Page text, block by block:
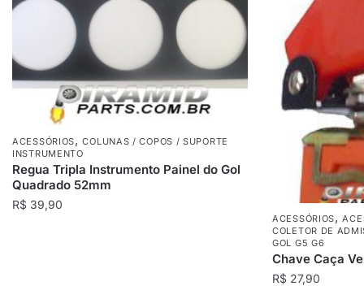
ACESSÓRIOS,COLUNAS / COPOS / SUPORTE
INSTRUMENTO
Regua Tripla Instrumento Painel do Gol
Quadrado 52mm
R$ 39,90
ACESSÓRIOS,
COLETOR DE
GOL G5 G6
Chave Caça
R$ 27,90